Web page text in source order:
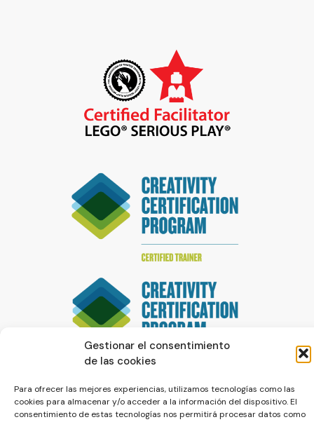
Gestionar el consentimiento
de las cookies
Para ofrecer las mejores experiencias, utilizamos tecnologías como las
cookies para almacenar y/o acceder a la información del dispositivo. El
consentimiento de estas tecnologías nos permitirá procesar datos como